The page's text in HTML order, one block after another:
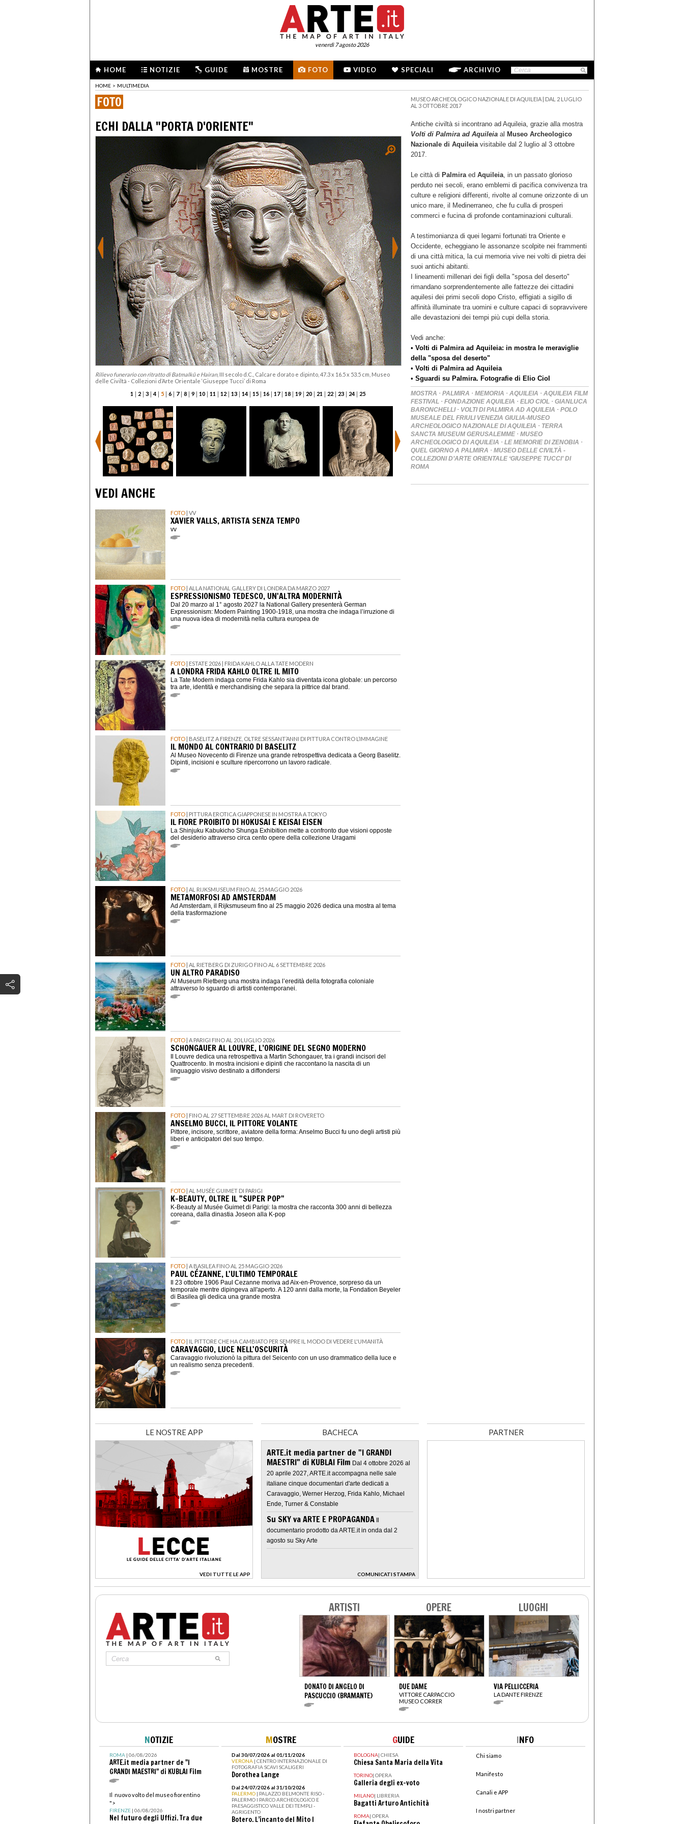
venerdì 7 agosto 2026
HOME NOTIZIE GUIDE MOSTRE FOTO VIDEO SPECIALI ARCHIVIO
HOME > MULTIMEDIA
MUSEO ARCHEOLOGICO NAZIONALE DI AQUILEIA | DAL 2 LUGLIO
AL 3 OTTOBRE 2017
Antiche civiltà si incontrano ad Aquileia, grazie alla mostra
Volti di Palmira ad Aquileia al Museo Archeologico
Nazionale di Aquileiavisitabile dal 2 luglio al 3 ottobre
2017.
Le città di Palmiraed Aquileia, in un passato glorioso
perduto nei secoli, erano emblemi di pacifica convivenza tra
culture e religioni differenti, rivolte al comune orizzonte di un
unico mare, il Medinerraneo, che fu culla di prosperi
commerci e fucina di profonde contaminazioni culturali.
A testimonianza di quei legami fortunati tra Oriente e
Occidente, echeggiano le assonanze scolpite nei frammenti
di una città mitica, la cui memoria vive nei volti di pietra dei
suoi antichi abitanti.
I lineamenti millenari dei figli della "sposa del deserto"
rimandano sorprendentemente alle fattezze dei cittadini
aquilesi dei primi secoli dopo Cristo, effigiati a sigillo di
affinità illuminate tra uomini e culture capaci di sopravvivere
alle devastazioni dei tempi più cupi della storia.
Vedi anche:
• Volti di Palmira ad Aquileia: in mostra le meraviglie
della "sposa del deserto"
• Volti di Palmira ad Aquileia
• Sguardi su Palmira. Fotografie di Elio Ciol
MOSTRA · PALMIRA · MEMORIA · AQUILEIA · AQUILEIA FILM
FESTIVAL · FONDAZIONE AQUILEIA · ELIO CIOL · GIANLUCA
BARONCHELLI· VOLTI DI PALMIRA AD AQUILEIA · POLO
MUSEALE DEL FRIULI VENEZIA GIULIA-MUSEO
ARCHEOLOGICO NAZIONALE DI AQUILEIA · TERRA
SANCTA MUSEUM GERUSALEMME · MUSEO
ARCHEOLOGICO DI AQUILEIA · LE MEMORIE DI ZENOBIA ·
QUEL GIORNO A PALMIRA · MUSEO DELLE CIVILTÀ -
COLLEZIONI D’ARTE ORIENTALE ‘GIUSEPPE TUCCI’ DI
ROMA
FOTO
ECHI DALLA "PORTA D'ORIENTE"
Rilievo funerario con ritratto di Batmalkû e Hairan, III secolo d.C., Calcare dorato e dipinto, 47.3 x 16.5 x 53.5 cm, Museo
delle Civiltà - Collezioni d’Arte Orientale ‘Giuseppe Tucci’ di Roma
1 | 2 | 3 | 4 | 5 | 6 | 7| 8 | 9 | 10 | 11 | 12 | 13 | 14 | 15 | 16 | 17| 18 | 19 | 20 | 21 | 22 | 23 | 24 | 25
VEDI ANCHE
FOTO | VV
XAVIER VALLS, ARTISTA SENZA TEMPO
vv
FOTO | ALLA NATIONAL GALLERY DI LONDRA DA MARZO 2027
ESPRESSIONISMO TEDESCO, UN'ALTRA MODERNITÀ
Dal 20 marzo al 1° agosto 2027 la National Gallery presenterà German
Expressionism: Modern Painting 1900-1918, una mostra che indaga l’irruzione di
una nuova idea di modernità nella cultura europea de
FOTO | ESTATE 2026 | FRIDA KAHLO ALLA TATE MODERN
A LONDRA FRIDA KAHLO OLTRE IL MITO
La Tate Modern indaga come Frida Kahlo sia diventata icona globale: un percorso
tra arte, identità e merchandising che separa la pittrice dal brand.
FOTO | BASELITZ A FIRENZE, OLTRE SESSANT’ANNI DI PITTURA CONTRO L’IMMAGINE
IL MONDO AL CONTRARIO DI BASELITZ
Al Museo Novecento di Firenze una grande retrospettiva dedicata a Georg Baselitz.
Dipinti, incisioni e sculture ripercorrono un lavoro radicale.
FOTO | PITTURA EROTICA GIAPPONESE IN MOSTRA A TOKYO
IL FIORE PROIBITO DI HOKUSAI E KEISAI EISEN
La Shinjuku Kabukicho Shunga Exhibition mette a confronto due visioni opposte
del desiderio attraverso circa cento opere della collezione Uragami
FOTO | AL RIJKSMUSEUM FINO AL 25 MAGGIO 2026
METAMORFOSI AD AMSTERDAM
Ad Amsterdam, il Rijksmuseum fino al 25 maggio 2026 dedica una mostra al tema
della trasformazione
FOTO | AL RIETBERG DI ZURIGO FINO AL 6 SETTEMBRE 2026
UN ALTRO PARADISO
Al Museum Rietberg una mostra indaga l’eredità della fotografia coloniale
attraverso lo sguardo di artisti contemporanei.
FOTO | A PARIGI FINO AL 20 LUGLIO 2026
SCHONGAUER AL LOUVRE, L’ORIGINE DEL SEGNO MODERNO
Il Louvre dedica una retrospettiva a Martin Schongauer, tra i grandi incisori del
Quattrocento. In mostra incisioni e dipinti che raccontano la nascita di un
linguaggio visivo destinato a diffondersi
FOTO | FINO AL 27 SETTEMBRE 2026 AL MART DI ROVERETO
ANSELMO BUCCI, IL PITTORE VOLANTE
Pittore, incisore, scrittore, aviatore della forma: Anselmo Bucci fu uno degli artisti più
liberi e anticipatori del suo tempo.
FOTO | AL MUSÉE GUIMET DI PARIGI
K-BEAUTY, OLTRE IL "SUPER POP"
K-Beauty al Musée Guimet di Parigi: la mostra che racconta 300 anni di bellezza
coreana, dalla dinastia Joseon alla K-pop
FOTO | A BASILEA FINO AL 25 MAGGIO 2026
PAUL CÉZANNE, L'ULTIMO TEMPORALE
Il 23 ottobre 1906 Paul Cezanne moriva ad Aix-en-Provence, sorpreso da un
temporale mentre dipingeva all'aperto. A 120 anni dalla morte, la Fondation Beyeler
di Basilea gli dedica una grande mostra
FOTO | IL PITTORE CHE HA CAMBIATO PER SEMPRE IL MODO DI VEDERE L'UMANITÀ
CARAVAGGIO, LUCE NELL'OSCURITÀ
Caravaggio rivoluzionò la pittura del Seicento con un uso drammatico della luce e
un realismo senza precedenti.
LE NOSTRE APP
VEDI TUTTE LE APP
>
BACHECA
ARTE.it media partner de "I GRANDI
MAESTRI" di KUBLAI Film Dal 4 ottobre 2026 al
20 aprile 2027, ARTE.it accompagna nelle sale
italiane cinque documentari d'arte dedicati a
Caravaggio, Werner Herzog, Frida Kahlo, Michael
Ende, Turner & Constable
Su SKY va ARTE E PROPAGANDA
documentario prodotto da ARTE.it in onda dal 2
agosto su Sky Arte
COMUNICATI STAMPA
>
PARTNER
ARTISTI
DONATO DI ANGELO DI
PASCUCCIO (BRAMANTE)
OPERE
DUE DAME
VITTORE CARPACCIO
MUSEO CORRER
LUOGHI
VIA PELLICCERIA
LA DANTE FIRENZE
NOTIZIE
ROMA| 06/08/2026
ARTE.it media partner de "I
GRANDI MAESTRI" di KUBLAI Film
Il nuovo volto del museo fiorentino
">
FIRENZE| 06/08/2026
Nel futuro degli Uffizi. Tra due
MOSTRE
Dal 30/07/2026 al 01/11/2026
VERONA | CENTRO INTERNAZIONALE DI
FOTOGRAFIA SCAVI SCALIGERI
Dorothea Lange
Dal 24/07/2026 al 31/10/2026
PALERMO | PALAZZO BELMONTE RISO -
PALERMO I PARCO ARCHEOLOGICO E
PAESAGGISTICO VALLE DEI TEMPLI -
AGRIGENTO
Botero. L’incanto del Mito I
GUIDE
BOLOGNA| CHIESA
Chiesa Santa Maria della Vita
TORINO| OPERA
Galleria degli ex-voto
MILANO| LIBRERIA
Bagatti Arturo Antichità
ROMA| OPERA
INFO
Chi siamo
Manifesto
Canali e APP
I nostri partner